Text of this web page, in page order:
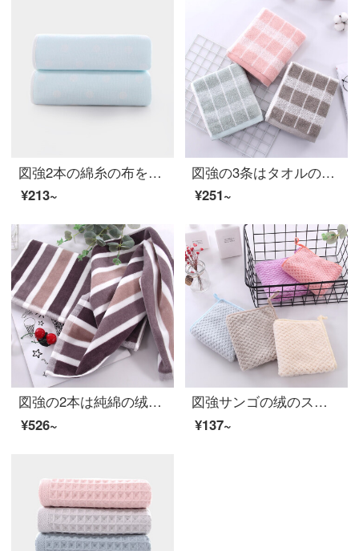
図強2本の綿糸の布を詰めて厚いタオルを加えます。カップルは男女と子供が柔らかくて快適に吸水して顔を洗います。綿のタオル2本は34*74 cmです。
¥213~
図強の3条はタオルの純綿の格子を詰めます。家庭用の大人の男女は柔らかくて快適で厚い綿の顔を洗うタオルの粉+緑+茶色の34*74 cm
¥251~
図強の2本は純綿の绒のタオルを詰めます。大人のカップルと女性の日韩式は厚くて柔らかいです。
¥526~
図強サンゴの绒のスカーフの5条は赤ちゃんのよだれタオルの幼稚園の台所の洗面所の超細い繊維を詰めて柔軟に手の小さいタオルを拭いて、毛が落ちにくいです。
¥137~